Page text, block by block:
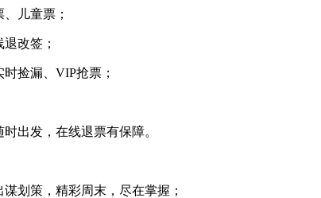
儿童票；
改签；
捡漏、VIP抢票；
出发，在线退票有保障。
划策，精彩周末，尽在掌握；